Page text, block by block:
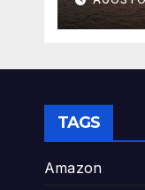
TAGS
Amazon